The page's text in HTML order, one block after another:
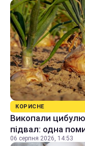
КОРИСНЕ
Викопали
підвал: одна
06 серпня 2026, 14:53